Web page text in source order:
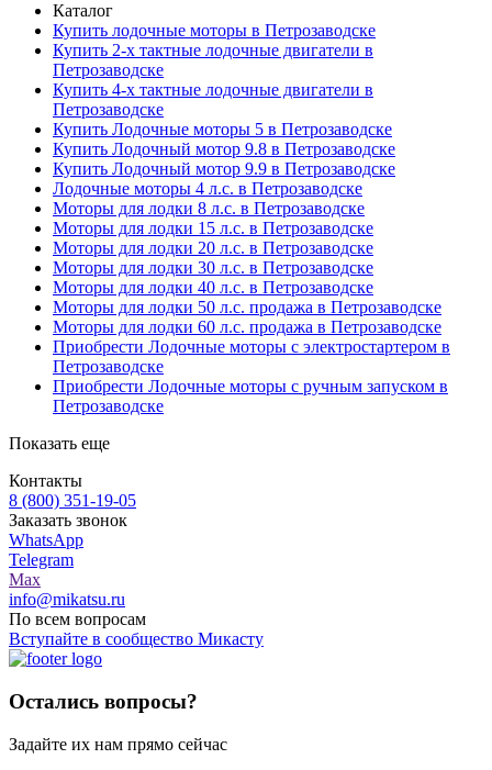
Каталог
Купить лодочные моторы в Петрозаводске
Купить 2-х тактные лодочные двигатели в
Петрозаводске
Купить 4-х тактные лодочные двигатели в
Петрозаводске
Купить Лодочные моторы 5 в Петрозаводске
Купить Лодочный мотор 9.8 в Петрозаводске
Купить Лодочный мотор 9.9 в Петрозаводске
Лодочные моторы 4 л.с. в Петрозаводске
Моторы для лодки 8 л.с. в Петрозаводске
Моторы для лодки 15 л.с. в Петрозаводске
Моторы для лодки 20 л.с. в Петрозаводске
Моторы для лодки 30 л.с. в Петрозаводске
Моторы для лодки 40 л.с. в Петрозаводске
Моторы для лодки 50 л.с. продажа в Петрозаводске
Моторы для лодки 60 л.с. продажа в Петрозаводске
Приобрести Лодочные моторы с электростартером в
Петрозаводске
Приобрести Лодочные моторы с ручным запуском в
Петрозаводске
Показать еще
Контакты
8 (800) 351-19-05
Заказать звонок
WhatsApp
Telegram
Max
info@mikatsu.ru
По всем вопросам
Вступайте в сообщество Микасту
Остались вопросы?
Задайте их нам прямо сейчас